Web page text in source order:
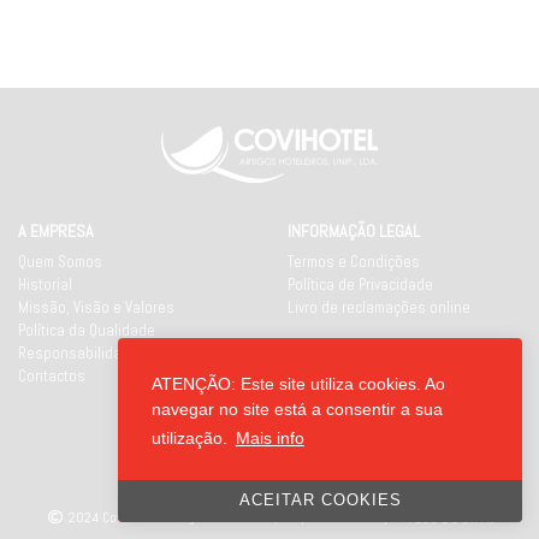
ATENÇÃO: Este site utiliza cookies. Ao
navegar no site está a consentir a sua
utilização.
Mais info
ACEITAR COOKIES
A EMPRESA
Quem Somos
Historial
Missão, Visão e Valores
Política da Qualidade
Responsabilidade Social
Contactos
INFORMAÇÃO LEGAL
Termos e Condições
Política de Privacidade
Livro de reclamações online
REDES SOCIAIS
2024 Covihotel - Artigos Hoteleiros, Unipessoal Lda